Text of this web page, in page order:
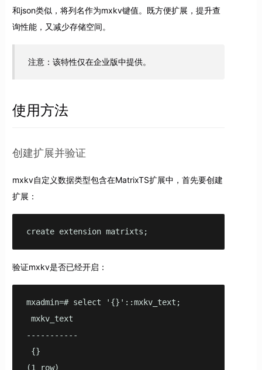
和json类似，将列名作为mxkv键值。既方便扩展，提升查
询性能，又减少存储空间。
注意：该特性仅在企业版中提供。
使用方法
创建扩展并验证
mxkv自定义数据类型包含在MatrixTS扩展中，首先要创建
扩展：
create extension matrixts;
验证mxkv是否已经开启：
mxadmin=# select '{}'::mxkv_text;
mxkv_text
-----------
{}
(1 row)